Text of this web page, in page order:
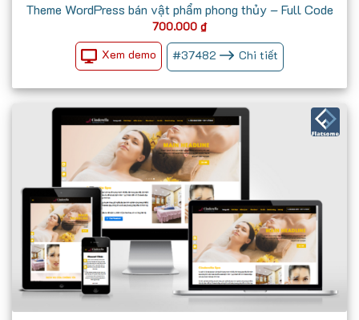
Theme WordPress bán vật phẩm phong thủy – Full Code
700.000 ₫
Xem demo #37482 Chi tiết